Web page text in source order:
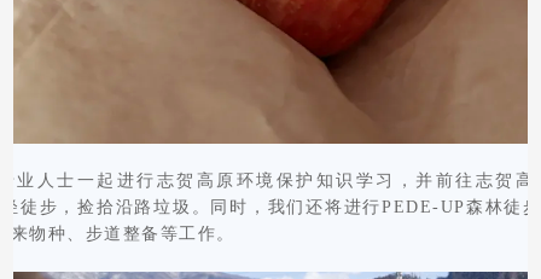
业人士一起进行志贺高原环境保护知识学习，并前往志贺高
徒步，捡拾沿路垃圾。同时，我们还将进行PEDE-UP森林徒
来物种、步道整备等工作。